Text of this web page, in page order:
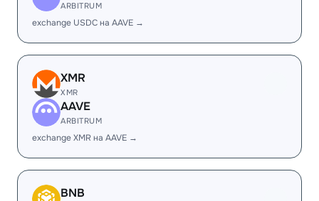
ARBITRUM
exchange USDC на AAVE →
XMR
XMR
AAVE
ARBITRUM
exchange XMR на AAVE →
BNB